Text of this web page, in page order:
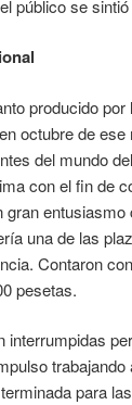
público se
producido
octubre de
del mundo
con el fin de
gran
una de las
Contaron
pesetas.
interrumpidas
para